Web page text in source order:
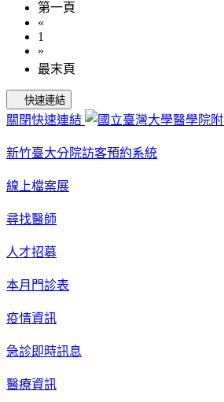
第一頁
«
1
»
最末頁
快速連結
關閉快速連結
新竹臺大分院訪客預約系統
線上檔案展
尋找醫師
人才招募
本月門診表
疫情資訊
急診即時訊息
醫療資訊